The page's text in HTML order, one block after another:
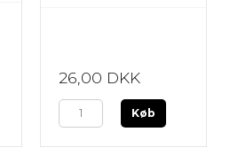
26,00 DKK
Køb